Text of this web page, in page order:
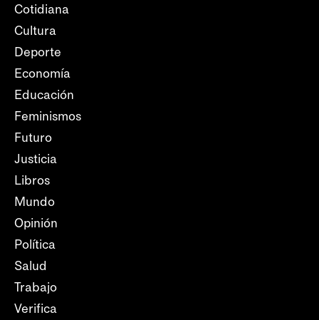
Cotidiana
Cultura
Deporte
Economía
Educación
Feminismos
Futuro
Justicia
Libros
Mundo
Opinión
Política
Salud
Trabajo
Verifica